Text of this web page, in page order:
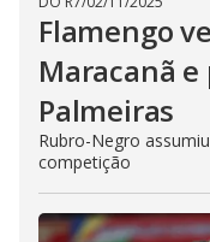
Flamengo
Maracanã
Palmeiras
Rubro-Negro
competição